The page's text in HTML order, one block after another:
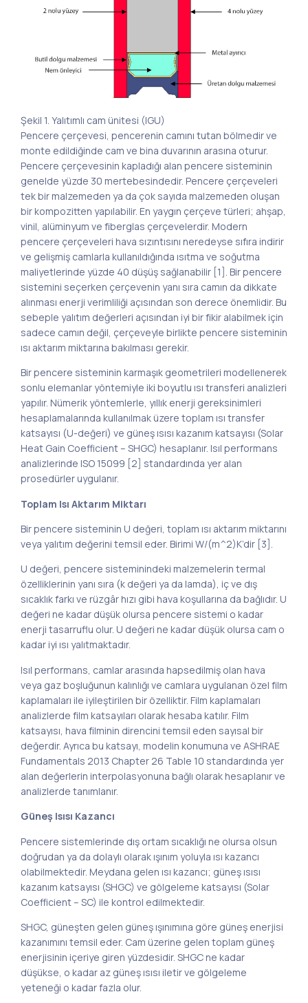
Şekil 1. Yalıtımlı cam ünitesi (IGU)
Pencere çerçevesi, pencerenin camını tutan bölmedir ve
monte edildiğinde cam ve bina duvarının arasına oturur.
Pencere çerçevesinin kapladığı alan pencere sisteminin
genelde yüzde 30 mertebesindedir. Pencere çerçeveleri
tek bir malzemeden ya da çok sayıda malzemeden oluşan
bir kompozitten yapılabilir. En yaygın çerçeve türleri; ahşap,
vinil, alüminyum ve fiberglas çerçevelerdir. Modern
pencere çerçeveleri hava sızıntısını neredeyse sıfıra indirir
ve gelişmiş camlarla kullanıldığında ısıtma ve soğutma
maliyetlerinde yüzde 40 düşüş sağlanabilir [1]. Bir pencere
sistemini seçerken çerçevenin yanı sıra camın da dikkate
alınması enerji verimliliği açısından son derece önemlidir. Bu
sebeple yalıtım değerleri açısından iyi bir fikir alabilmek için
sadece camın değil, çerçeveyle birlikte pencere sisteminin
ısı aktarım miktarına bakılması gerekir.
Bir pencere sisteminin karmaşık geometrileri modellenerek
sonlu elemanlar yöntemiyle iki boyutlu ısı transferi analizleri
yapılır. Nümerik yöntemlerle, yıllık enerji gereksinimleri
hesaplamalarında kullanılmak üzere toplam ısı transfer
katsayısı (U-değeri) ve güneş ısısı kazanım katsayısı (Solar
Heat Gain Coefficient – SHGC) hesaplanır. Isıl performans
analizlerinde ISO 15099 [2] standardında yer alan
prosedürler uygulanır.
Toplam Isı Aktarım Miktarı
Bir pencere sisteminin U değeri, toplam ısı aktarım miktarını
veya yalıtım değerini temsil eder. Birimi W/(m^2)K’dir [3].
U değeri, pencere sisteminindeki malzemelerin termal
özelliklerinin yanı sıra (k değeri ya da lamda), iç ve dış
sıcaklık farkı ve rüzgâr hızı gibi hava koşullarına da bağlıdır. U
değeri ne kadar düşük olursa pencere sistemi o kadar
enerji tasarruflu olur. U değeri ne kadar düşük olursa cam o
kadar iyi ısı yalıtmaktadır.
Isıl performans, camlar arasında hapsedilmiş olan hava
veya gaz boşluğunun kalınlığı ve camlara uygulanan özel film
kaplamaları ile iyileştirilen bir özelliktir. Film kaplamaları
analizlerde film katsayıları olarak hesaba katılır. Film
katsayısı, hava filminin direncini temsil eden sayısal bir
değerdir. Ayrıca bu katsayı, modelin konumuna ve ASHRAE
Fundamentals 2013 Chapter 26 Table 10 standardında yer
alan değerlerin interpolasyonuna bağlı olarak hesaplanır ve
analizlerde tanımlanır.
Güneş Isısı Kazancı
Pencere sistemlerinde dış ortam sıcaklığı ne olursa olsun
doğrudan ya da dolaylı olarak ışınım yoluyla ısı kazancı
olabilmektedir. Meydana gelen ısı kazancı; güneş ısısı
kazanım katsayısı (SHGC) ve gölgeleme katsayısı (Solar
Coefficient – SC) ile kontrol edilmektedir.
SHGC, güneşten gelen güneş ışınımına göre güneş enerjisi
kazanımını temsil eder. Cam üzerine gelen toplam güneş
enerjisinin içeriye giren yüzdesidir. SHGC ne kadar
düşükse, o kadar az güneş ısısı iletir ve gölgeleme
yeteneği o kadar fazla olur.